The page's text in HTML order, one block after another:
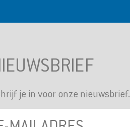
je in voor onze nieuwsbrief.